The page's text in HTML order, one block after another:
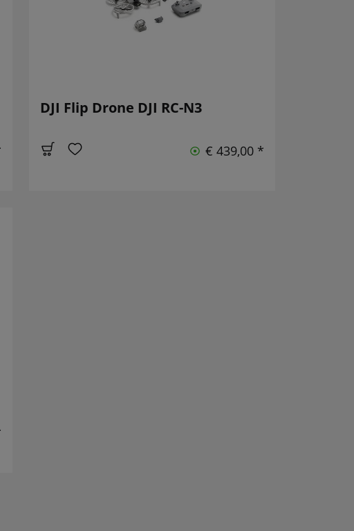
DJI Flip Drone DJI RC-N3
€ 439,00 *